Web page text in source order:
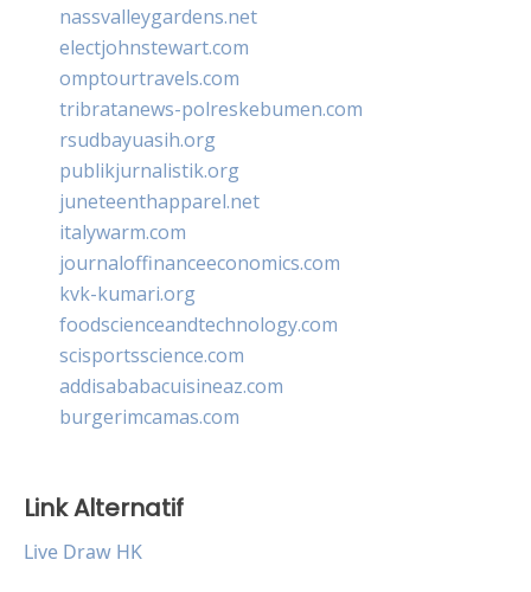
nassvalleygardens.net
electjohnstewart.com
omptourtravels.com
tribratanews-polreskebumen.com
rsudbayuasih.org
publikjurnalistik.org
juneteenthapparel.net
italywarm.com
journaloffinanceeconomics.com
kvk-kumari.org
foodscienceandtechnology.com
scisportsscience.com
addisababacuisineaz.com
burgerimcamas.com
Link Alternatif
Live Draw HK